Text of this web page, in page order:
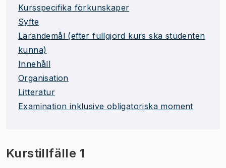
Kursspecifika förkunskaper
Syfte
Lärandemål (efter fullgjord kurs ska studenten
kunna)
Innehåll
Organisation
Litteratur
Examination inklusive obligatoriska moment
Kurstillfälle 1